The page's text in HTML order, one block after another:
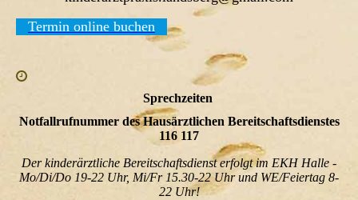
Termin online buchen
Sprechzeiten
Notfallrufnummer des Hausärztlichen Bereitschaftsdienstes
116 117
Der kinderärztliche Bereitschaftsdienst erfolgt im EKH Halle -
Mo/Di/Do 19-22 Uhr, Mi/Fr 15.30-22 Uhr und WE/Feiertag 8-
22 Uhr!